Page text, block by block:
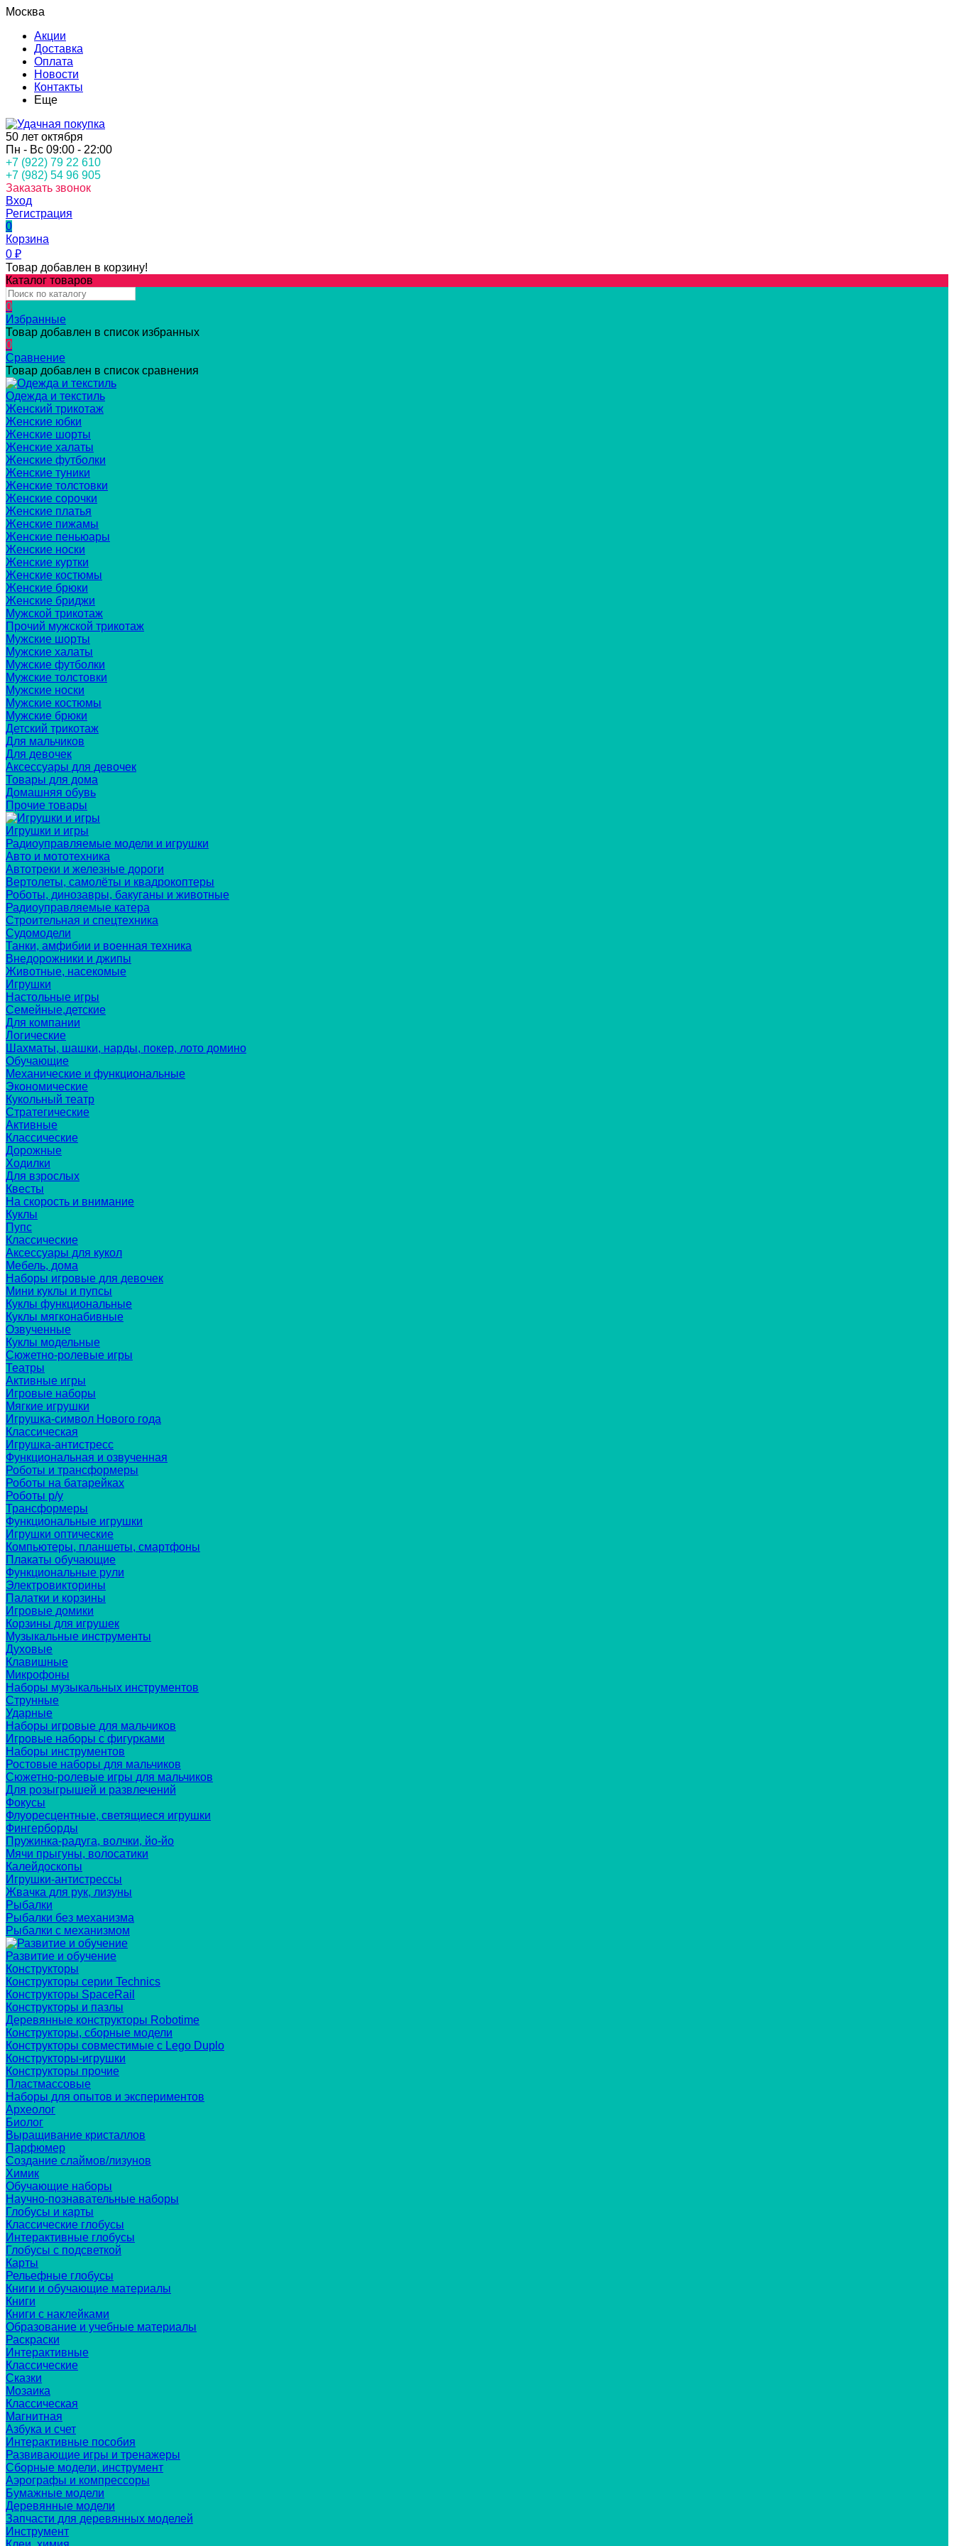
Москва
Акции
Доставка
Оплата
Новости
Контакты
Еще
50 лет октября
Пн - Вс 09:00 - 22:00
+7 (922) 79 22 610
+7 (982) 54 96 905
Заказать звонок
Вход
Регистрация
0
Корзина
0 ₽
Товар добавлен в корзину!
Каталог товаров
0
Избранные
Товар добавлен в список избранных
0
Сравнение
Товар добавлен в список сравнения
Одежда и текстиль
Женский трикотаж
Женские юбки
Женские шорты
Женские халаты
Женские футболки
Женские туники
Женские толстовки
Женские сорочки
Женские платья
Женские пижамы
Женские пеньюары
Женские носки
Женские куртки
Женские костюмы
Женские брюки
Женские бриджи
Мужской трикотаж
Прочий мужской трикотаж
Мужские шорты
Мужские халаты
Мужские футболки
Мужские толстовки
Мужские носки
Мужские костюмы
Мужские брюки
Детский трикотаж
Для мальчиков
Для девочек
Аксессуары для девочек
Товары для дома
Домашняя обувь
Прочие товары
Игрушки и игры
Радиоуправляемые модели и игрушки
Авто и мототехника
Автотреки и железные дороги
Вертолеты, самолёты и квадрокоптеры
Роботы, динозавры, бакуганы и животные
Радиоуправляемые катера
Строительная и спецтехника
Судомодели
Танки, амфибии и военная техника
Внедорожники и джипы
Животные, насекомые
Игрушки
Настольные игры
Семейные,детские
Для компании
Логические
Шахматы, шашки, нарды, покер, лото домино
Обучающие
Механические и функциональные
Экономические
Кукольный театр
Стратегические
Активные
Классические
Дорожные
Ходилки
Для взрослых
Квесты
На скорость и внимание
Куклы
Пупс
Классические
Аксессуары для кукол
Мебель, дома
Наборы игровые для девочек
Мини куклы и пупсы
Куклы функциональные
Куклы мягконабивные
Озвученные
Куклы модельные
Сюжетно-ролевые игры
Театры
Активные игры
Игровые наборы
Мягкие игрушки
Игрушка-символ Нового года
Классическая
Игрушка-антистресс
Функциональная и озвученная
Роботы и трансформеры
Роботы на батарейках
Роботы р/у
Трансформеры
Функциональные игрушки
Игрушки оптические
Компьютеры, планшеты, смартфоны
Плакаты обучающие
Функциональные рули
Электровикторины
Палатки и корзины
Игровые домики
Корзины для игрушек
Музыкальные инструменты
Духовые
Клавишные
Микрофоны
Наборы музыкальных инструментов
Струнные
Ударные
Наборы игровые для мальчиков
Игровые наборы с фигурками
Наборы инструментов
Ростовые наборы для мальчиков
Сюжетно-ролевые игры для мальчиков
Для розыгрышей и развлечений
Фокусы
Флуоресцентные, светящиеся игрушки
Фингерборды
Пружинка-радуга, волчки, йо-йо
Мячи прыгуны, волосатики
Калейдоскопы
Игрушки-антистрессы
Жвачка для рук, лизуны
Рыбалки
Рыбалки без механизма
Рыбалки с механизмом
Развитие и обучение
Конструкторы
Конструкторы серии Technics
Конструкторы SpaceRail
Конструкторы и пазлы
Деревянные конструкторы Robotime
Конструкторы, сборные модели
Конструкторы совместимые с Lego Duplo
Конструкторы-игрушки
Конструкторы прочие
Пластмассовые
Наборы для опытов и экспериментов
Археолог
Биолог
Выращивание кристаллов
Парфюмер
Создание слаймов/лизунов
Химик
Обучающие наборы
Научно-познавательные наборы
Глобусы и карты
Классические глобусы
Интерактивные глобусы
Глобусы с подсветкой
Карты
Рельефные глобусы
Книги и обучающие материалы
Книги
Книги с наклейками
Образование и учебные материалы
Раскраски
Интерактивные
Классические
Сказки
Мозаика
Классическая
Магнитная
Азбука и счет
Интерактивные пособия
Развивающие игры и тренажеры
Сборные модели, инструмент
Аэрографы и компрессоры
Бумажные модели
Деревянные модели
Запчасти для деревянных моделей
Инструмент